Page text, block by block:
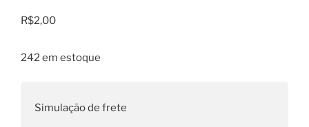
R$2,00
242 em estoque
Simulação de frete